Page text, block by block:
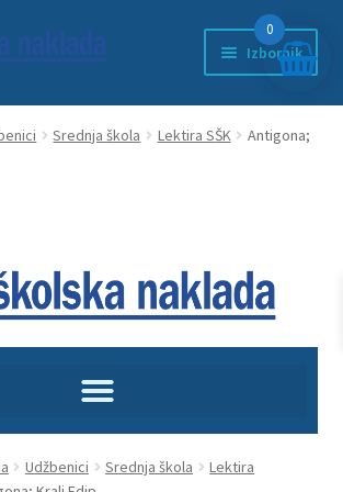
Izbornik
Srednja škola Lektira SŠK
Antigona;
Udžbenici Srednja škola
Lektira
0